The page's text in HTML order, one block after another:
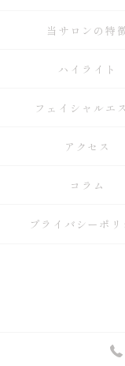
当サロンの特
ハイライト
フェイシャルエ
アクセス
コラム
プライバシーポリ